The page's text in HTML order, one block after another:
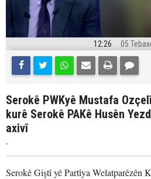
12:26 05
Serokê PWKyê Mustafa
kurê Serokê PAKê Husên
axivî
.
Serokê Giştî yê Partîya Welatparêzên